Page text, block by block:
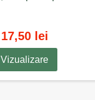
17,50 lei
Vizualizare